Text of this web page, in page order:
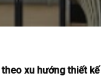
xu hướng thiết